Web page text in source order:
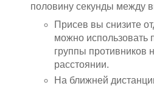
половину секунды между
Присев вы снизите
можно использовать
группы противников
расстоянии.
На ближней